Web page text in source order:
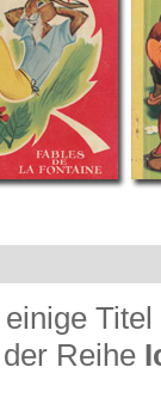
einige
Reihe